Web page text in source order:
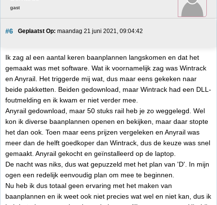
gast
#6 Geplaatst Op: maandag 21 juni 2021, 09:04:42
Ik zag al een aantal keren baanplannen langskomen en dat het
gemaakt was met software. Wat ik voornamelijk zag was Wintrack
en Anyrail. Het triggerde mij wat, dus maar eens gekeken naar
beide pakketten. Beiden gedownload, maar Wintrack had een DLL-
foutmelding en ik kwam er niet verder mee.
Anyrail gedownload, maar 50 stuks rail heb je zo weggelegd. Wel
kon ik diverse baanplannen openen en bekijken, maar daar stopte
het dan ook. Toen maar eens prijzen vergeleken en Anyrail was
meer dan de helft goedkoper dan Wintrack, dus de keuze was snel
gemaakt. Anyrail gekocht en geïnstalleerd op de laptop.
De nacht was niks, dus wat gepuzzeld met het plan van 'D'. In mijn
ogen een redelijk eenvoudig plan om mee te beginnen.
Nu heb ik dus totaal geen ervaring met het maken van
baanplannen en ik weet ook niet precies wat wel en niet kan, dus ik